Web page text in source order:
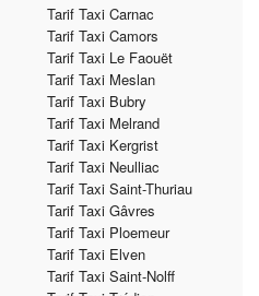
Tarif Taxi Carnac
Tarif Taxi Camors
Tarif Taxi Le Faouët
Tarif Taxi Meslan
Tarif Taxi Bubry
Tarif Taxi Melrand
Tarif Taxi Kergrist
Tarif Taxi Neulliac
Tarif Taxi Saint-Thuriau
Tarif Taxi Gâvres
Tarif Taxi Ploemeur
Tarif Taxi Elven
Tarif Taxi Saint-Nolff